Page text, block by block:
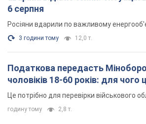
6 серпня
Росіяни вдарили по важливому
3 години тому 12,0 т.
Податкова передасть
чоловіків 18-60 років: для чого
Це потрібно для перевірки військового
годину тому 2,8 т.